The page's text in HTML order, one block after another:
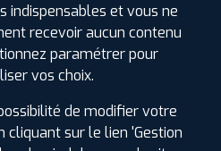
indispensables et vous ne
recevoir aucun contenu
paramétrer pour
vos choix.
de modifier votre
cliquant sur le lien 'Gestion